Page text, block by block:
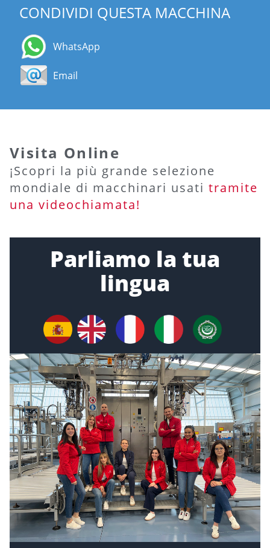
CONDIVIDI QUESTA MACCHINA
WhatsApp
Email
Visita Online
¡Scopri la più grande selezione
mondiale di macchinari usati tramite
una videochiamata!
Parliamo la tua
lingua